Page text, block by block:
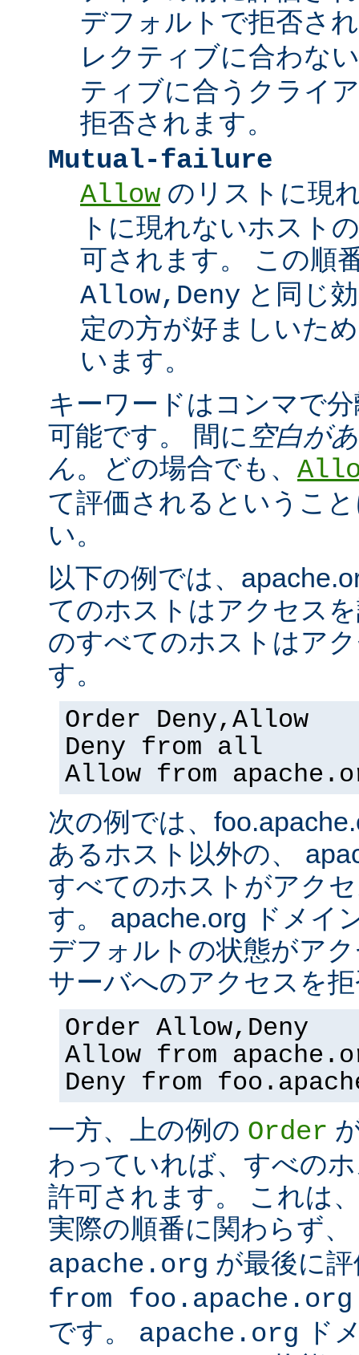
デフォルトで拒否さ
レクティブに合わな
ティブに合うクライ
拒否されます。
Mutual-failure
Allow のリストに現
トに現れないホスト
可されます。 この順
Allow,Deny と同じ
定の方が好ましいた
います。
キーワードはコンマで
可能です。 間に 空白が
ん。どの場合でも、
て評価されるというこ
い。
以下の例では、
てのホストはアクセス
のすべてのホストはア
す。
Order Deny,Allow
Deny from all
Allow from
次の例では、
あるホスト以外の、
すべてのホストがアク
す。 apache.org ドメイ
デフォルトの状態がア
サーバへのアクセスを
Order Allow,Deny
Allow from
Deny from
一方、上の例の Order
わっていれば、すべの
許可されます。 これは
実際の順番に関わらず、
apache.org が最後に
from foo.apache.org
です。 apache.org ド